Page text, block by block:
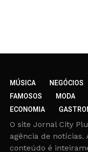
MÚSICA NEGÓCIOS
FAMOSOS
MODA
ECONOMIA
O site Jornal City
agência de notícias.
conteúdo é